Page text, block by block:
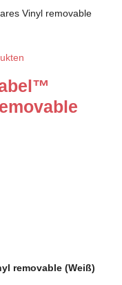
removable (Weiß)